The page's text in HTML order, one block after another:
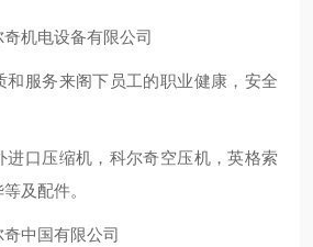
机电设备有限公司
和服务来阁下员工的职业健康，安全
进口压缩机，科尔奇空压机，英格索
及配件。
中国有限公司